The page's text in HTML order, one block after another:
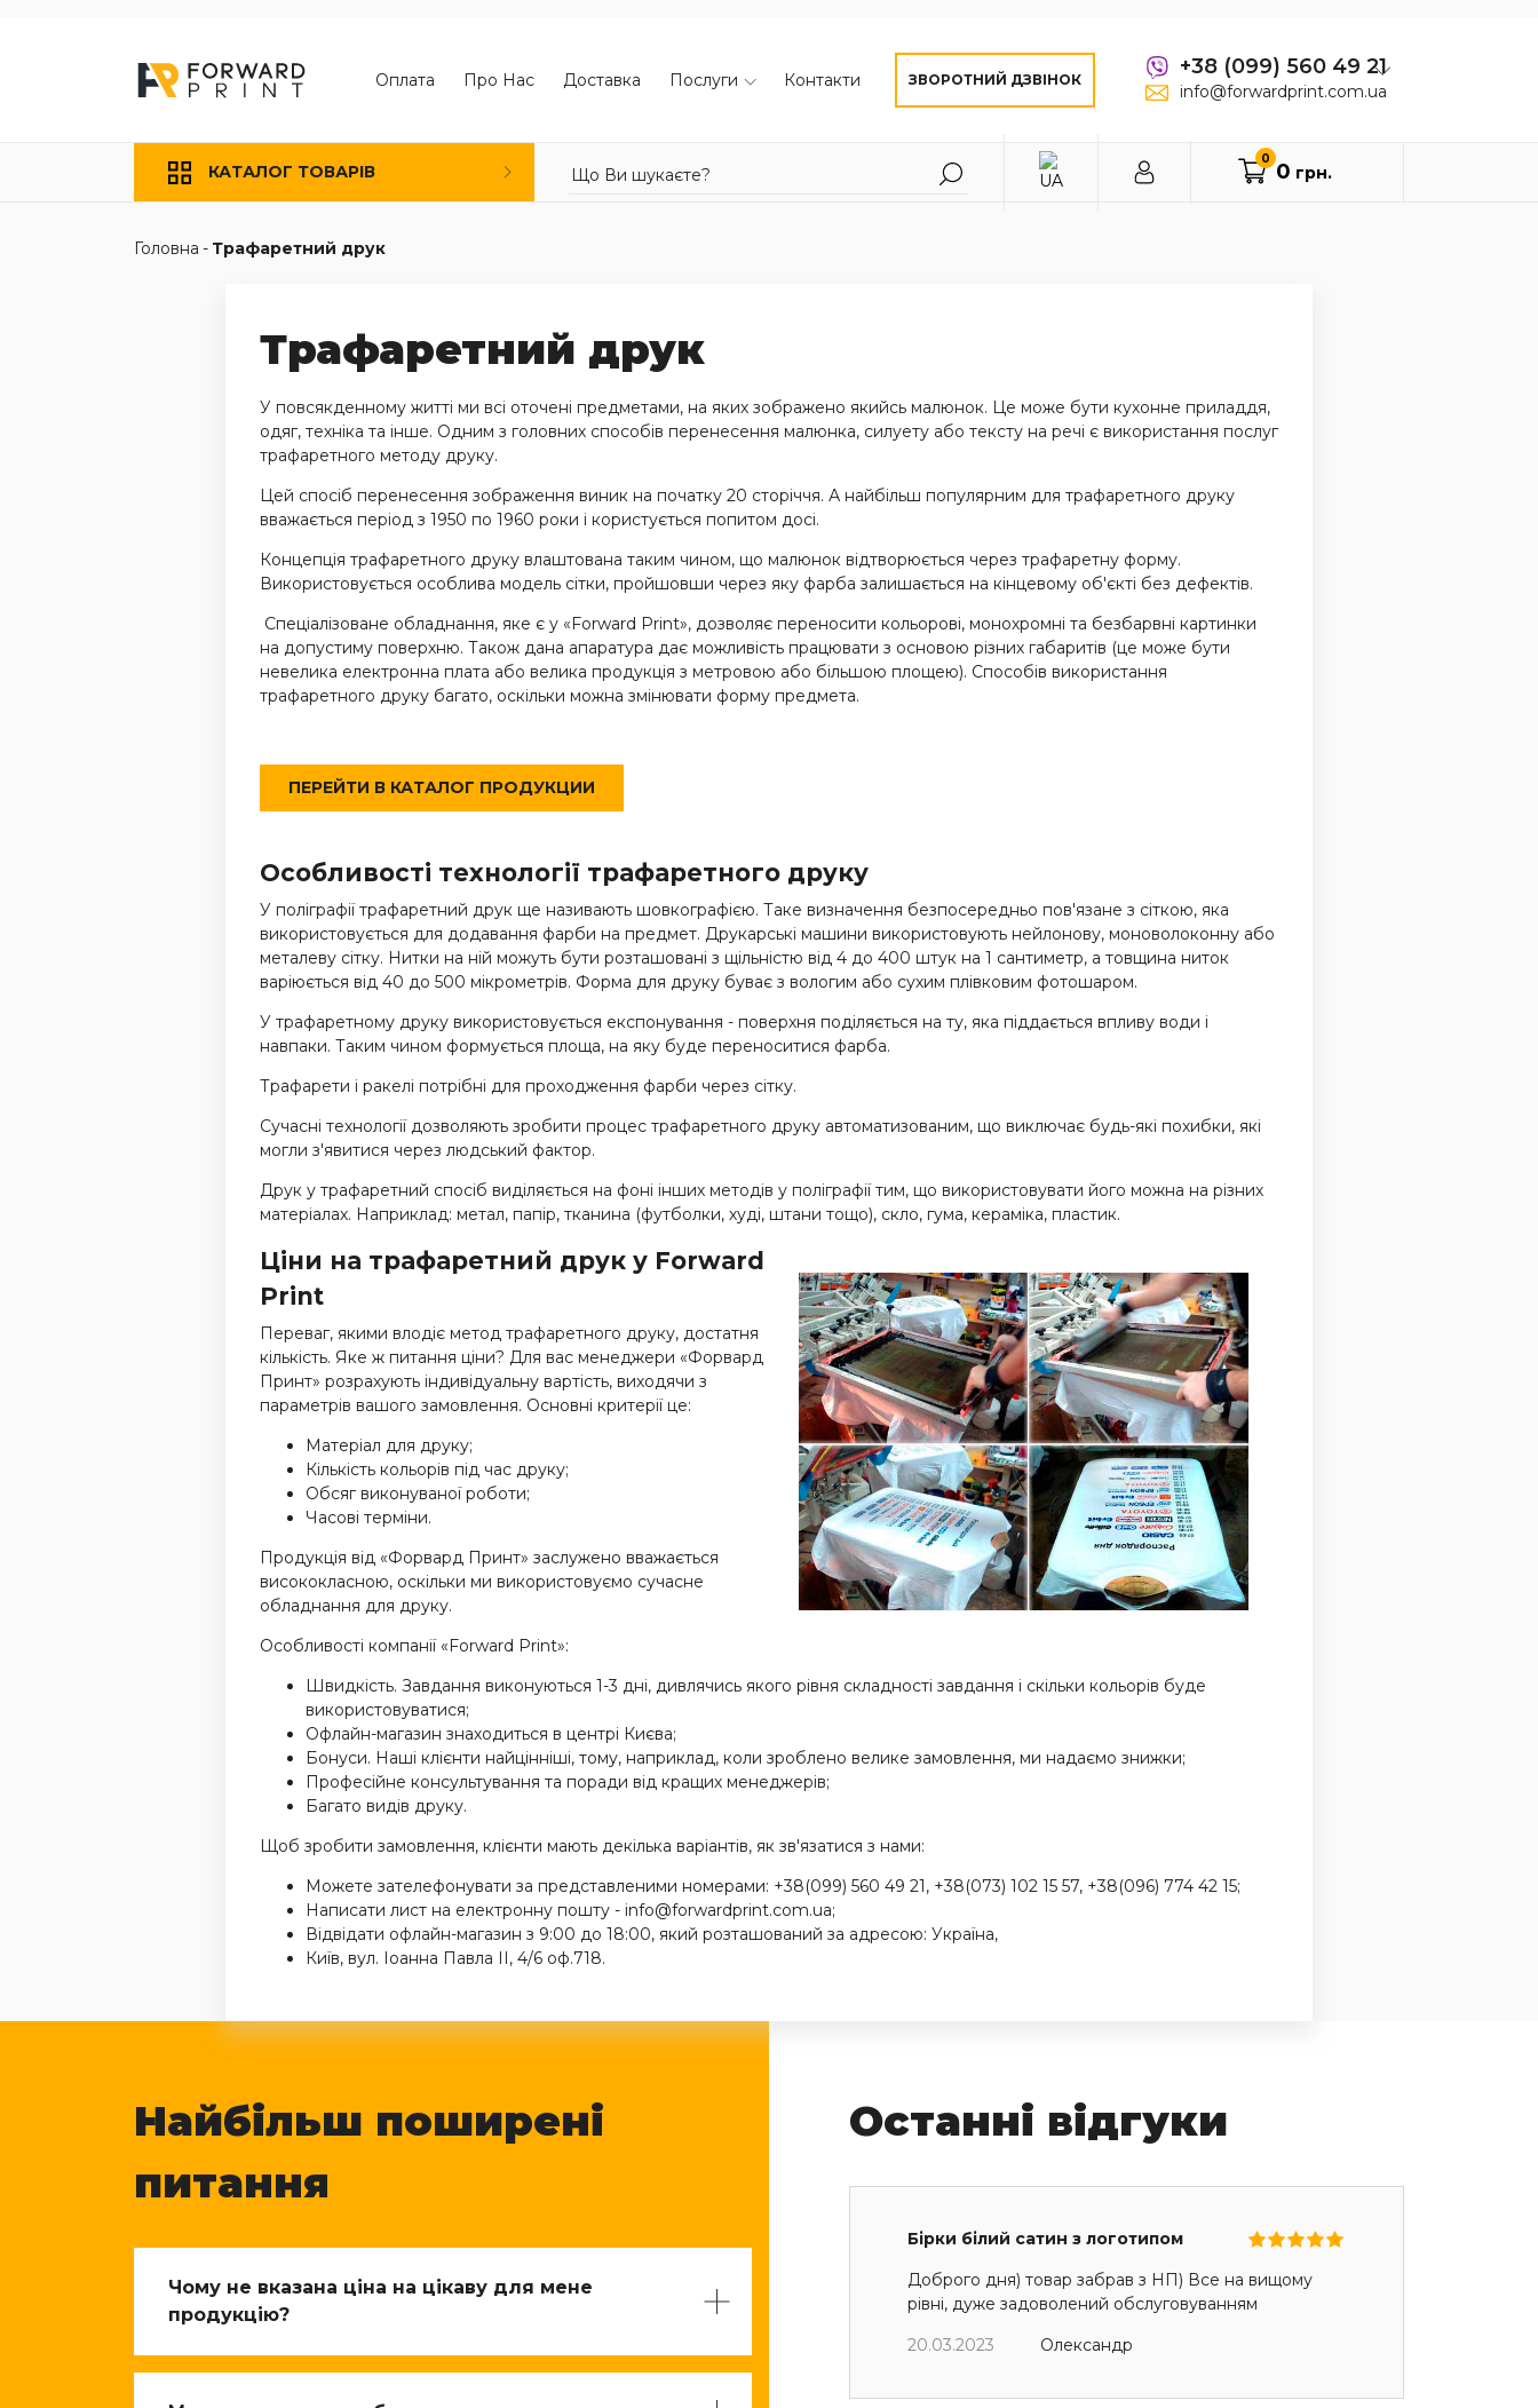
Оплата Про Нас Доставка Послуги Контакти ЗВОРОТНИЙ ДЗВІНОК
+38 (099) 560 49 21
info@forwardprint.com.ua
КАТАЛОГ ТОВАРІВ
0
0 грн.
Головна - Трафаретний друк
Трафаретний друк
У повсякденному житті ми всі оточені предметами, на яких зображено якийсь малюнок. Це може бути кухонне приладдя,
одяг, техніка та інше. Одним з головних способів перенесення малюнка, силуету або тексту на речі є використання послуг
трафаретного методу друку.
Цей спосіб перенесення зображення виник на початку 20 сторіччя. А найбільш популярним для трафаретного друку
вважається період з 1950 по 1960 роки і користується попитом досі.
Концепція трафаретного друку влаштована таким чином, що малюнок відтворюється через трафаретну форму.
Використовується особлива модель сітки, пройшовши через яку фарба залишається на кінцевому об'єкті без дефектів.
Спеціалізоване обладнання, яке є у «Forward Print», дозволяє переносити кольорові, монохромні та безбарвні картинки
на допустиму поверхню. Також дана апаратура дає можливість працювати з основою різних габаритів (це може бути
невелика електронна плата або велика продукція з метровою або більшою площею). Способів використання
трафаретного друку багато, оскільки можна змінювати форму предмета.
ПЕРЕЙТИ В КАТАЛОГ ПРОДУКЦИИ
Особливості технології трафаретного друку
У поліграфії трафаретний друк ще називають шовкографією. Таке визначення безпосередньо пов'язане з сіткою, яка
використовується для додавання фарби на предмет. Друкарські машини використовують нейлонову, моноволоконну або
металеву сітку. Нитки на ній можуть бути розташовані з щільністю від 4 до 400 штук на 1 сантиметр, а товщина ниток
варіюється від 40 до 500 мікрометрів. Форма для друку буває з вологим або сухим плівковим фотошаром.
У трафаретному друку використовується експонування - поверхня поділяється на ту, яка піддається впливу води і
навпаки. Таким чином формується площа, на яку буде переноситися фарба.
Трафарети і ракелі потрібні для проходження фарби через сітку.
Сучасні технології дозволяють зробити процес трафаретного друку автоматизованим, що виключає будь-які похибки, які
могли з'явитися через людський фактор.
Друк у трафаретний спосіб виділяється на фоні інших методів у поліграфії тим, що використовувати його можна на різних
матеріалах. Наприклад: метал, папір, тканина (футболки, худі, штани тощо), скло, гума, кераміка, пластик.
Ціни на трафаретний друк у Forward
Print
Переваг, якими влодіє метод трафаретного друку, достатня
кількість. Яке ж питання ціни? Для вас менеджери «Форвард
Принт» розрахують індивідуальну вартість, виходячи з
параметрів вашого замовлення. Основні критерії це:
Матеріал для друку;
Кількість кольорів під час друку;
Обсяг виконуваної роботи;
Часові терміни.
Продукція від «Форвард Принт» заслужено вважається
висококласною, оскільки ми використовуємо сучасне
обладнання для друку.
Особливості компанії «Forward Print»:
Швидкість. Завдання виконуються 1-3 дні, дивлячись якого рівня складності завдання і скільки кольорів буде
використовуватися;
Офлайн-магазин знаходиться в центрі Києва;
Бонуси. Наші клієнти найцінніші, тому, наприклад, коли зроблено велике замовлення, ми надаємо знижки;
Професійне консультування та поради від кращих менеджерів;
Багато видів друку.
Щоб зробити замовлення, клієнти мають декілька варіантів, як зв'язатися з нами:
Можете зателефонувати за представленими номерами: +38(099) 560 49 21, +38(073) 102 15 57, +38(096) 774 42 15;
Написати лист на електронну пошту - info@forwardprint.com.ua;
Відвідати офлайн-магазин з 9:00 до 18:00, який розташований за адресою: Україна,
Київ, вул. Іоанна Павла II, 4/6 оф.718.
Найбільш поширені
питання
Чому не вказана ціна на цікаву для мене
продукцію?
Останні відгуки
Бірки білий сатин з логотипом
Доброго дня) товар забрав з НП) Все на вищому
рівні, дуже задоволений обслуговуванням
20.03.2023
Олександр